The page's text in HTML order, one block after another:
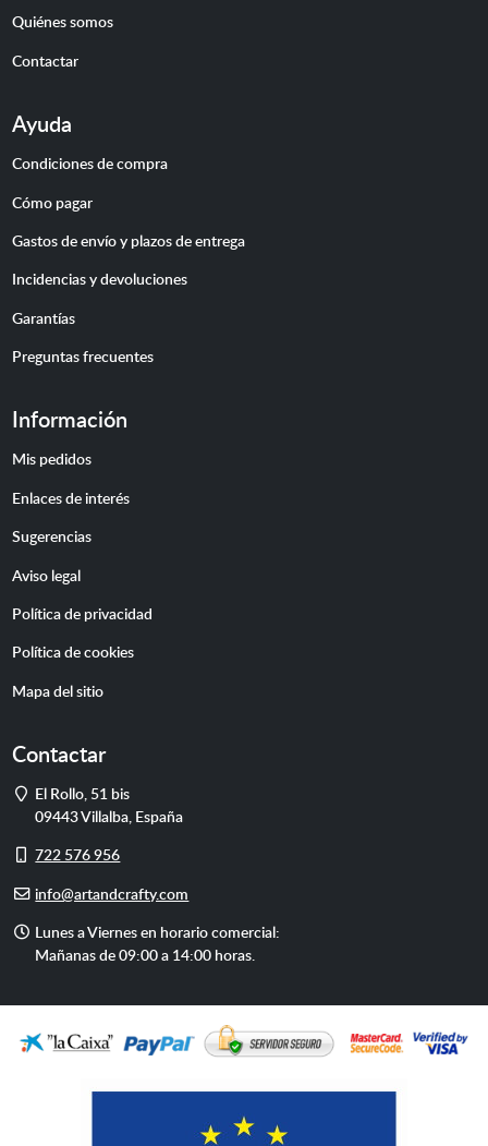
Quiénes somos
Contactar
Ayuda
Condiciones de compra
Cómo pagar
Gastos de envío y plazos de entrega
Incidencias y devoluciones
Garantías
Preguntas frecuentes
Información
Mis pedidos
Enlaces de interés
Sugerencias
Aviso legal
Política de privacidad
Política de cookies
Mapa del sitio
Contactar
Dirección
El Rollo, 51 bis
09443Villalba España
Móvil
722 576 956
E-info@artandcrafty.com
Horario
de
Lunes a Viernes en horario comercial:
Mañanas de 09:00 a 14:00 horas.